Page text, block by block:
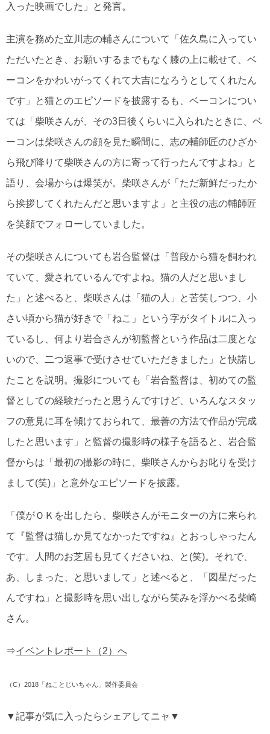
入った映画でした」と発言。
主演を務めた立川志の輔さんについて「佐久島に入ってい
ただいたとき、お願いするまでもなく膝の上に載せて、ベ
ーコンをかわいがってくれて大吉になろうとしてくれたん
です」と猫とのエピソードを披露するも、ベーコンについ
ては「柴咲さんが、その3日後くらいに入られたときに、ベ
ーコンは柴咲さんの顔を見た瞬間に、志の輔師匠のひざか
ら飛び降りて柴咲さんの方に寄って行ったんですよね」と
語り、会場からは爆笑が。柴咲さんが「ただ新鮮だったか
ら挨拶してくれたんだと思いますよ」と主役の志の輔師匠
を笑顔でフォローしていました。
その柴咲さんについても岩合監督は「普段から猫を飼われ
ていて、愛されているんですよね。猫の人だと思いまし
た」と述べると、柴咲さんは「猫の人」と苦笑しつつ、小
さい頃から猫が好きで「ねこ」という字がタイトルに入っ
ているし、何より岩合さんが初監督という作品は二度とな
いので、二つ返事で受けさせていただきました」と快諾し
たことを説明。撮影についても「岩合監督は、初めての監
督としての経験だったと思うんですけど、いろんなスタッ
フの意見に耳を傾けておられて、最善の方法で作品が完成
したと思います」と監督の撮影時の様子を語ると、岩合監
督からは「最初の撮影の時に、柴咲さんからお叱りを受け
まして(笑)」と意外なエピソードを披露。
「僕がＯＫを出したら、柴咲さんがモニターの方に来られ
て『監督は猫しか見てなかったですね』とおっしゃったん
です。人間のお芝居も見てくださいね、と(笑)。それで、
あ、しまった、と思いまして」と述べると、「図星だった
んですね」と撮影時を思い出しながら笑みを浮かべる柴崎
さん。
⇒イベントレポート（2）へ
（C）2018「ねことじいちゃん」製作委員会
▼記事が気に入ったらシェアしてニャ▼